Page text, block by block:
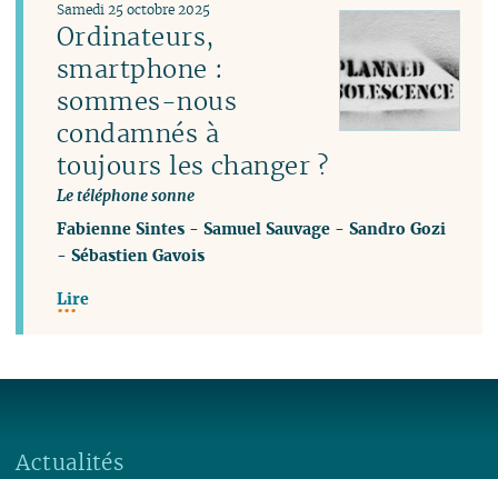
Ordinateurs,
smartphone :
sommes-nous
condamnés à
toujours les changer ?
Le téléphone sonne
Samedi 25 octobre 2025
Fabienne Sintes -Samuel Sauvage -Sandro Gozi
-Sébastien Gavois
Lire
Actualités